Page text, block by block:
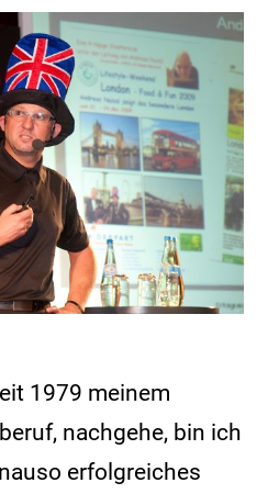
1979 meinem
nachgehe, bin ich
erfolgreiches